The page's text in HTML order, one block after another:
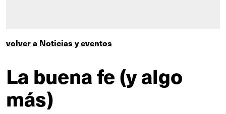
volver a Noticias y eventos
La buena fe (y algo
más)